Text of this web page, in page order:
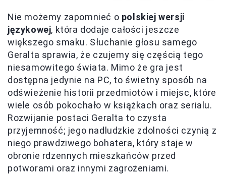
Nie możemy zapomnieć o polskiej wersji
językowej, która dodaje całości jeszcze
większego smaku. Słuchanie głosu samego
Geralta sprawia, że czujemy się częścią tego
niesamowitego świata. Mimo że gra jest
dostępna jedynie na PC, to świetny sposób na
odświeżenie historii przedmiotów i miejsc, które
wiele osób pokochało w książkach oraz serialu.
Rozwijanie postaci Geralta to czysta
przyjemność; jego nadludzkie zdolności czynią z
niego prawdziwego bohatera, który staje w
obronie rdzennych mieszkańców przed
potworami oraz innymi zagrożeniami.